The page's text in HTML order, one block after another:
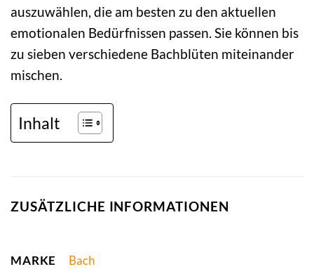
auszuwählen, die am besten zu den aktuellen
emotionalen Bedürfnissen passen. Sie können bis
zu sieben verschiedene Bachblüten miteinander
mischen.
Inhalt
ZUSÄTZLICHE INFORMATIONEN
MARKE Bach